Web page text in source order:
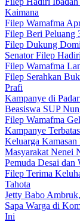
Kaimana
Filep Wamafma
Filep Beri Peluang
Filep Dukung
Senator Filep
Filep Wamafma
Filep Serahkan
Prafi
Kampanye di
Beasiswa SUP
Filep Wamafma
Kampanye
Keluarga
Masyarakat Nenei
Pemuda Desai
Filep Terima
Tahota
Jetty Babo
Sapa Warga di
Ini